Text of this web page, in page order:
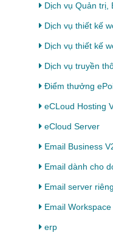
Dịch vụ Quản trị,
Dịch vụ thiết kế
Dịch vụ thiết kế
Dịch vụ truyền
Điểm thưởng
eCLoud Hosting
eCloud Server
Email Business
Email dành cho
Email server riêng
Email
erp